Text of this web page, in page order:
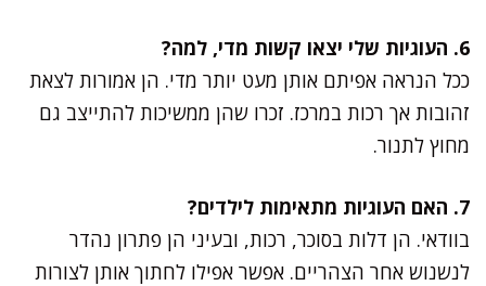
6. העוגיות שלי יצאו קשות מדי, למה?
ככל הנראה אפיתם אותן מעט יותר מדי. הן אמורות לצאת
זהובות אך רכות במרכז. זכרו שהן ממשיכות להתייצב גם
מחוץ לתנור.
7. האם העוגיות מתאימות לילדים?
בוודאי. הן דלות בסוכר, רכות, ובעיני הן פתרון נהדר
לנשנוש אחר הצהריים. אפשר אפילו לחתוך אותן לצורות